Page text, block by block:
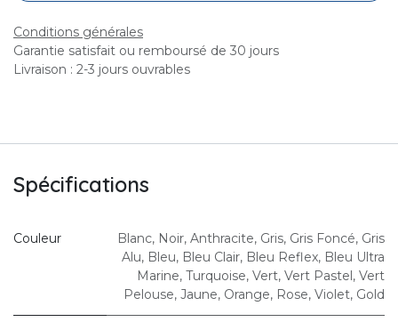
Conditions générales
Garantie satisfait ou remboursé de 30 jours
Livraison : 2-3 jours ouvrables
Spécifications
Couleur Blanc, Noir, Anthracite, Gris, Gris Foncé, Gris
Alu, Bleu, Bleu Clair, Bleu Reflex, Bleu Ultra
Marine, Turquoise, Vert, Vert Pastel, Vert
Pelouse, Jaune, Orange, Rose, Violet, Gold